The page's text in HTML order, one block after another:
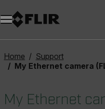
Home
Support
My Ethernet camera (FLIR A3x0/A3x5/A6x5/Ax5) in FLIR Tools does not display a live image but
My Ethernet